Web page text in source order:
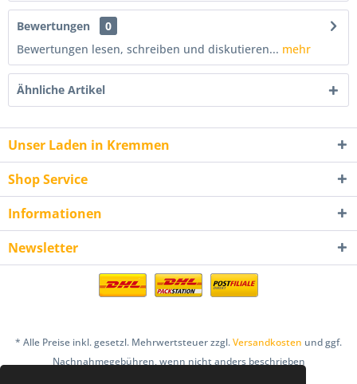
Bewertungen
0
Bewertungen lesen, schreiben und diskutieren... mehr
Ähnliche Artikel
Unser Laden in Kremmen
Shop Service
Informationen
Newsletter
* Alle Preise inkl. gesetzl. Mehrwertsteuer zzgl.Versandkosten und ggf.
Nachnahmegebühren, wenn nicht anders beschrieben